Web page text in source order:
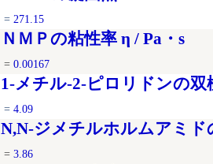
= 271.15
ＮＭＰの粘性率 η / Pa・s
= 0.00167
1-メチル-2-ピロリドンの双
= 4.09
N,N‐ジメチルホルムアミ
= 3.86